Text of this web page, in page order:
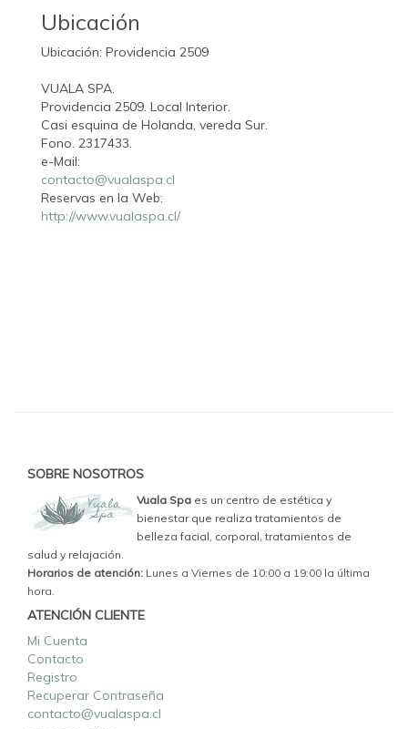
Ubicación
Ubicación: Providencia 2509
VUALA SPA.
Providencia 2509. Local Interior.
Casi esquina de Holanda, vereda Sur.
Fono. 2317433.
e-Mail:
contacto@vualaspa.cl
Reservas en la Web:
http://www.vualaspa.cl/
SOBRE NOSOTROS
Vuala Spa es un centro de estética y
bienestar que realiza tratamientos de
belleza facial, corporal, tratamientos de
salud y relajación.
Horarios de atención: Lunes a Viernes de 10:00 a 19:00 la última
hora.
ATENCIÓN CLIENTE
Mi Cuenta
Contacto
Registro
Recuperar Contraseña
contacto@vualaspa.cl